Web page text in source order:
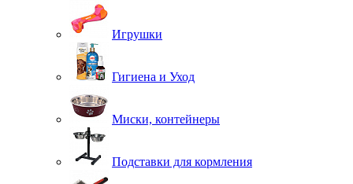
Игрушки
Гигиена и Уход
Миски, контейнеры
Подставки для кормления